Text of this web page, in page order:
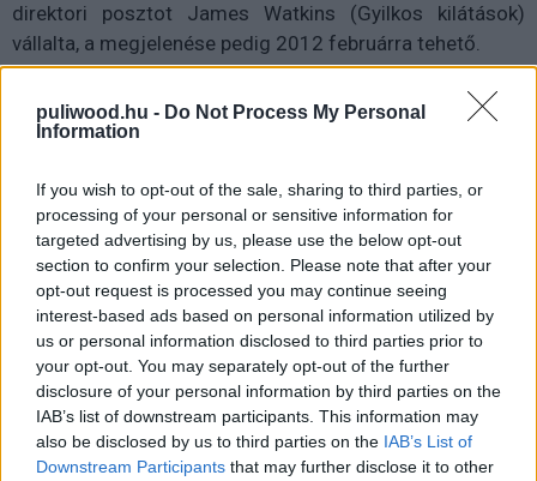
puliwood.hu - Do Not Process My Personal
Information
If you wish to opt-out of the sale, sharing to third parties, or
processing of your personal or sensitive information for
targeted advertising by us, please use the below opt-out
section to confirm your selection. Please note that after your
opt-out request is processed you may continue seeing
interest-based ads based on personal information utilized by
us or personal information disclosed to third parties prior to
your opt-out. You may separately opt-out of the further
disclosure of your personal information by third parties on the
IAB’s list of downstream participants. This information may
also be disclosed by us to third parties on the IAB’s List of
Downstream Participants that may further disclose it to other
direktori posztot James Watkins (Gyilkos kilátások)
vállalta, a megjelenése pedig 2012 februárra tehető.
Hivatalos magyar filmcímek 3.
rész
Szada|2011 augusztus 27. 21:32
Időről-időre összejön egy kisebb mennyiségű
olyan filmcím, amit a magyar forgalmazók
bőszen lefordítottak a maguk kis marketinges